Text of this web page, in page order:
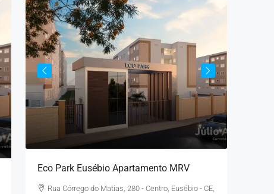
Eco Park Eusébio Apartamento MRV
Rua Córrego do Matias, 280 - Centro, Eusébio - CE,